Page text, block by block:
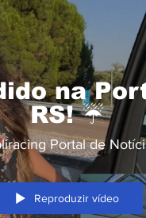
na
RS! ☔
Portal de
Reproduzir vídeo